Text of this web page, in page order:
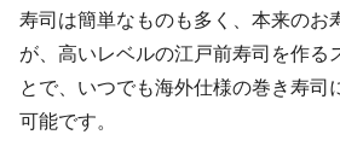
寿司は簡単なものも多く、本来のお
が、高いレベルの江戸前寿司を作る
とで、いつでも海外仕様の巻き寿司
可能です。